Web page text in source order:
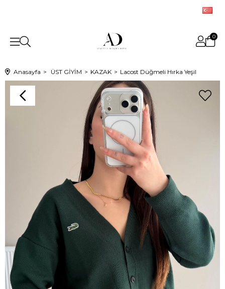
0
Anasayfa ÜST GİYİM KAZAK Lacost Düğmeli Hırka Yeşil